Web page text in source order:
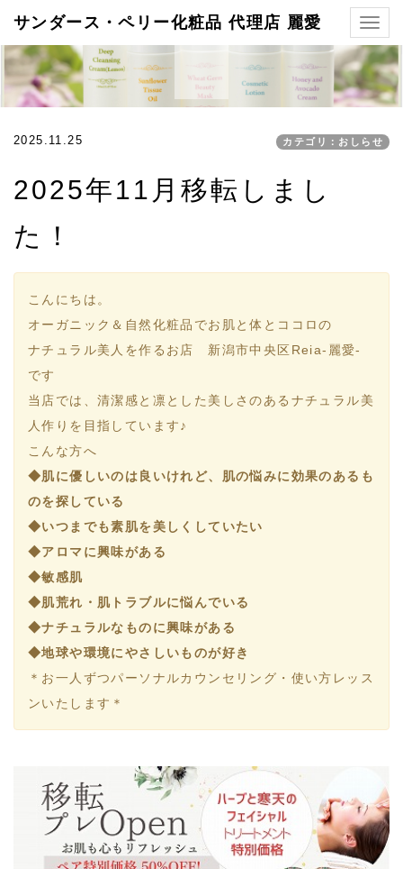
サンダース・ペリー化粧品 代理店 麗愛
2025.11.25 カテゴリ：おしらせ
2025年11月移転しまし
た！
こんにちは。
オーガニック＆自然化粧品でお肌と体とココロの
ナチュラル美人を作るお店 新潟市中央区Reia-麗愛-
です
当店では、清潔感と凛とした美しさのあるナチュラル美
人作りを目指しています♪
こんな方へ
◆肌に優しいのは良いけれど、肌の悩みに効果のあるも
のを探している
◆いつまでも素肌を美しくしていたい
◆アロマに興味がある
◆敏感肌
◆肌荒れ・肌トラブルに悩んでいる
◆ナチュラルなものに興味がある
◆地球や環境にやさしいものが好き
＊お一人ずつパーソナルカウンセリング・使い方レッス
ンいたします＊